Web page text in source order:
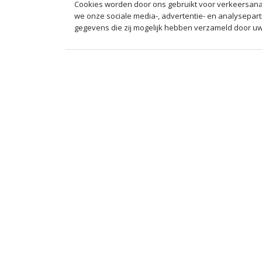
Cookies worden door ons gebruikt voor
we onze sociale media-, advertentie- en
gegevens die zij mogelijk hebben verzameld door